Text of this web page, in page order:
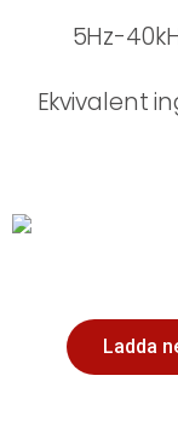
5Hz-
Ekvivalent
Ladda